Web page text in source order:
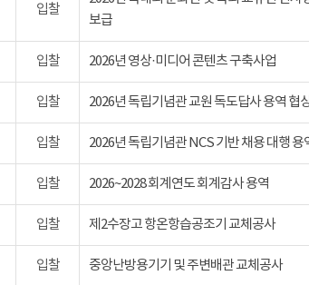
입찰
보급
입찰 2026년 영상·미디어 콘텐츠 구축사업
입찰 2026년 독립기념관 교원 독도답사 용역 협
입찰 2026년 독립기념관 NCS 기반 채용 대행 용
입찰 2026~2028 회계연도 회계감사 용역
입찰 제2수장고 항온항습공조기 교체공사
입찰 중앙난방용기기 및 주변배관 교체공사